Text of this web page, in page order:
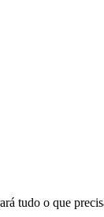
tudo o que